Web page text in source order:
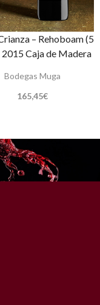
– Rehoboam (5
Caja de Madera
Bodegas Muga
165,45€